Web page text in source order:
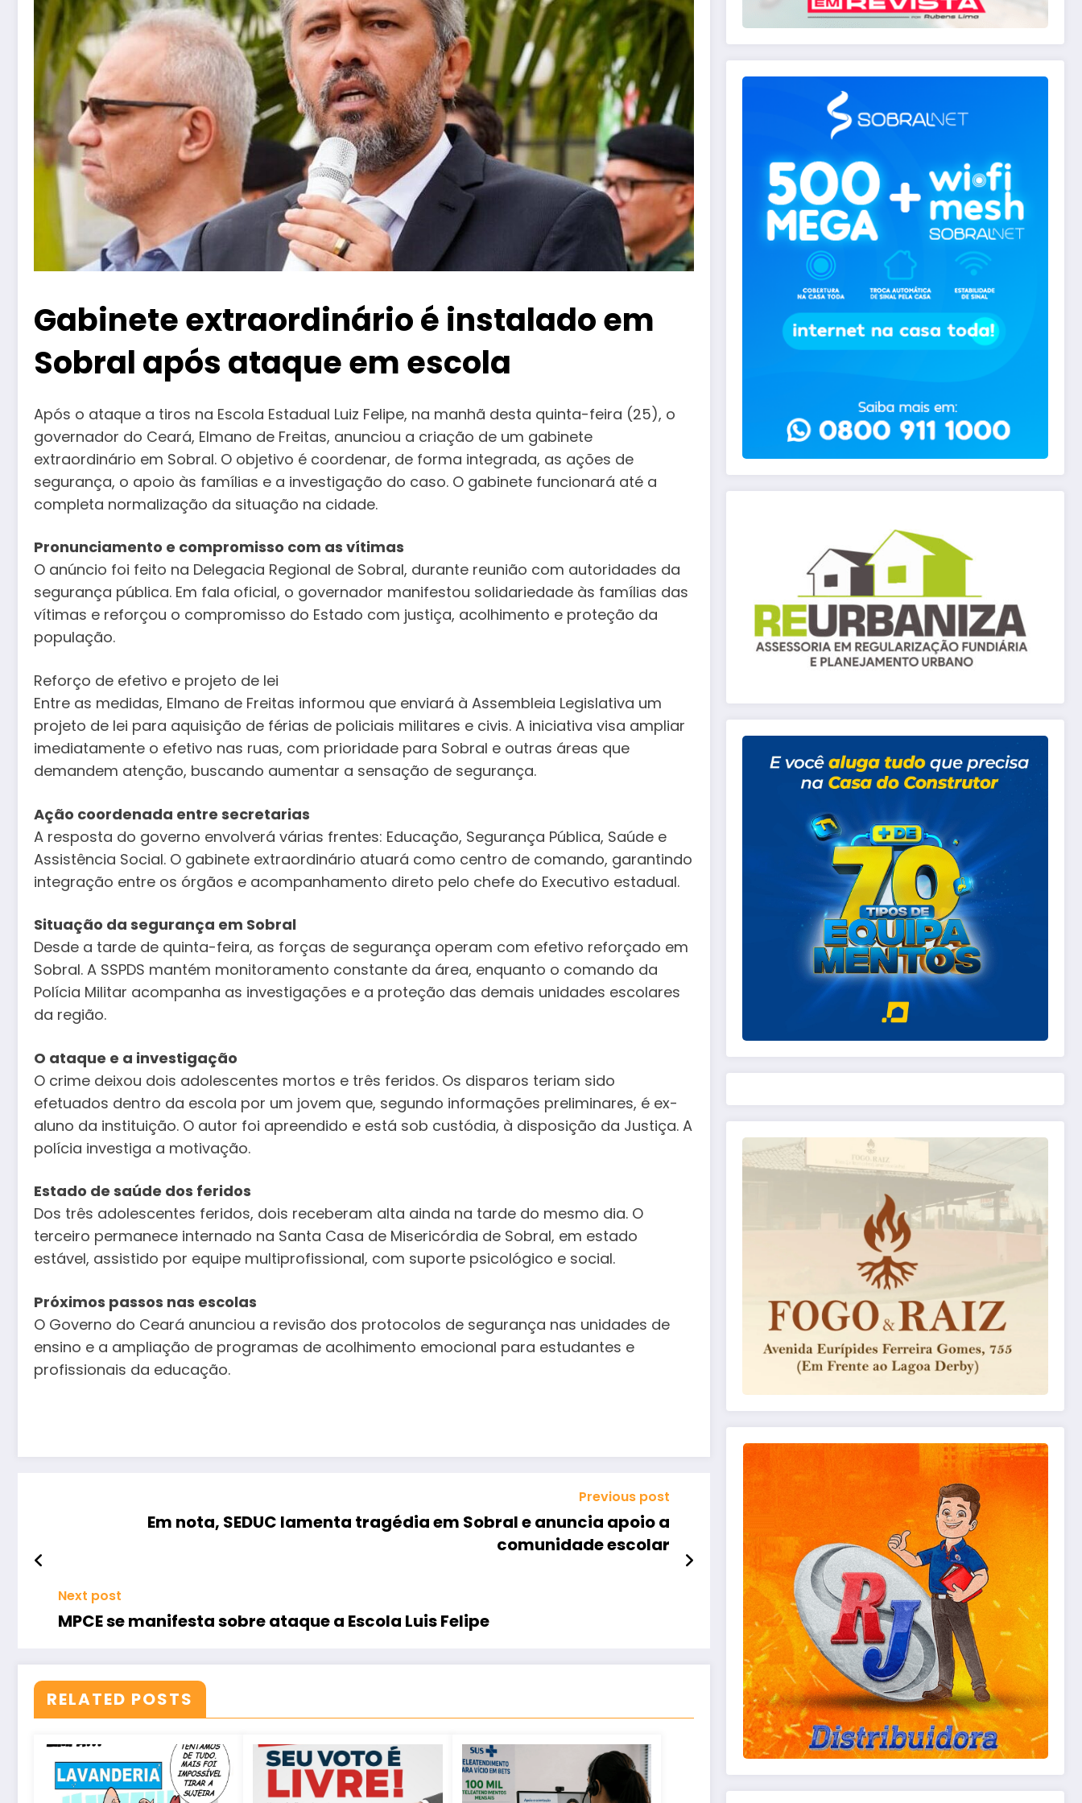
Gabinete extraordinário é instalado em
Sobral após ataque em escola
Após o ataque a tiros na Escola Estadual Luiz Felipe, na manhã desta quinta-feira (25), o
governador do Ceará, Elmano de Freitas, anunciou a criação de um gabinete
extraordinário em Sobral. O objetivo é coordenar, de forma integrada, as ações de
segurança, o apoio às famílias e a investigação do caso. O gabinete funcionará até a
completa normalização da situação na cidade.
Pronunciamento e compromisso com as vítimas
O anúncio foi feito na Delegacia Regional de Sobral, durante reunião com autoridades da
segurança pública. Em fala oficial, o governador manifestou solidariedade às famílias das
vítimas e reforçou o compromisso do Estado com justiça, acolhimento e proteção da
população.
Reforço de efetivo e projeto de lei
Entre as medidas, Elmano de Freitas informou que enviará à Assembleia Legislativa um
projeto de lei para aquisição de férias de policiais militares e civis. A iniciativa visa ampliar
imediatamente o efetivo nas ruas, com prioridade para Sobral e outras áreas que
demandem atenção, buscando aumentar a sensação de segurança.
Ação coordenada entre secretarias
A resposta do governo envolverá várias frentes: Educação, Segurança Pública, Saúde e
Assistência Social. O gabinete extraordinário atuará como centro de comando, garantindo
integração entre os órgãos e acompanhamento direto pelo chefe do Executivo estadual.
Situação da segurança em Sobral
Desde a tarde de quinta-feira, as forças de segurança operam com efetivo reforçado em
Sobral. A SSPDS mantém monitoramento constante da área, enquanto o comando da
Polícia Militar acompanha as investigações e a proteção das demais unidades escolares
da região.
O ataque e a investigação
O crime deixou dois adolescentes mortos e três feridos. Os disparos teriam sido
efetuados dentro da escola por um jovem que, segundo informações preliminares, é ex-
aluno da instituição. O autor foi apreendido e está sob custódia, à disposição da Justiça. A
polícia investiga a motivação.
Estado de saúde dos feridos
Dos três adolescentes feridos, dois receberam alta ainda na tarde do mesmo dia. O
terceiro permanece internado na Santa Casa de Misericórdia de Sobral, em estado
estável, assistido por equipe multiprofissional, com suporte psicológico e social.
Próximos passos nas escolas
O Governo do Ceará anunciou a revisão dos protocolos de segurança nas unidades de
ensino e a ampliação de programas de acolhimento emocional para estudantes e
profissionais da educação.
Previous post
Em nota, SEDUC lamenta tragédia em Sobral e anuncia apoio a
comunidade escolar
Next post
MPCE se manifesta sobre ataque a Escola Luis Felipe
RELATED POSTS